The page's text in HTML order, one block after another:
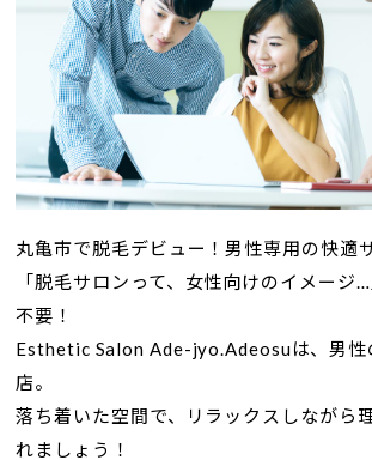
丸亀市で脱毛デビュー！男性専用の快適
「脱毛サロンって、女性向けのイメージ
不要！
Esthetic Salon Ade-jyo.Adeosuは、男性
店。
落ち着いた空間で、リラックスしながら
れましょう！